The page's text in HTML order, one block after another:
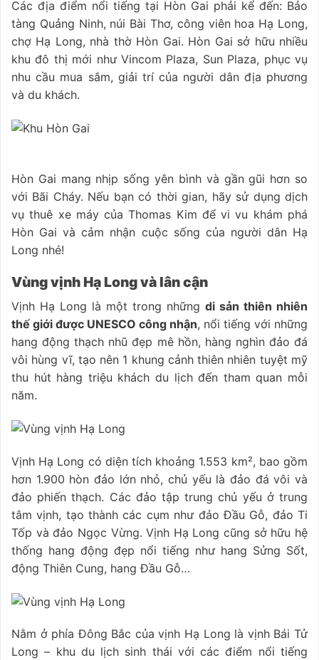
Các địa điểm nổi tiếng tại Hòn Gai phải kể đến: Bảo
tàng Quảng Ninh, núi Bài Thơ, công viên hoa Hạ Long,
chợ Hạ Long, nhà thờ Hòn Gai. Hòn Gai sở hữu nhiều
khu đô thị mới như Vincom Plaza, Sun Plaza, phục vụ
nhu cầu mua sắm, giải trí của người dân địa phương
và du khách.
Hòn Gai mang nhịp sống yên bình và gần gũi hơn so
với Bãi Cháy. Nếu bạn có thời gian, hãy sử dụng dịch
vụ thuê xe máy của Thomas Kim để vi vu khám phá
Hòn Gai và cảm nhận cuộc sống của người dân Hạ
Long nhé!
Vùng vịnh Hạ Long và lân cận
Vịnh Hạ Long là một trong những di sản thiên nhiên
thế giới được UNESCO công nhận, nổi tiếng với những
hang động thạch nhũ đẹp mê hồn, hàng nghìn đảo đá
vôi hùng vĩ, tạo nên 1 khung cảnh thiên nhiên tuyệt mỹ
thu hút hàng triệu khách du lịch đến tham quan mỗi
năm.
Vịnh Hạ Long có diện tích khoảng 1.553 km², bao gồm
hơn 1.900 hòn đảo lớn nhỏ, chủ yếu là đảo đá vôi và
đảo phiến thạch. Các đảo tập trung chủ yếu ở trung
tâm vịnh, tạo thành các cụm như đảo Đầu Gỗ, đảo Ti
Tốp và đảo Ngọc Vừng. Vịnh Hạ Long cũng sở hữu hệ
thống hang động đẹp nổi tiếng như hang Sửng Sốt,
động Thiên Cung, hang Đầu Gỗ…
Nằm ở phía Đông Bắc của vịnh Hạ Long là vịnh Bái Tử
Long – khu du lịch sinh thái với các điểm nổi tiếng